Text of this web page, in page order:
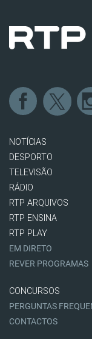
NOTÍCIAS
DESPORTO
TELEVISÃO
RÁDIO
RTP ARQUIVOS
RTP ENSINA
RTP PLAY
EM DIRETO
REVER PROGRAMAS
CONCURSOS
PERGUNTAS
CONTACTOS